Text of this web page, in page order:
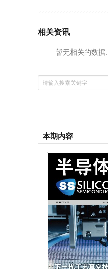
相关资讯
暂无相关的数据...
本期内容